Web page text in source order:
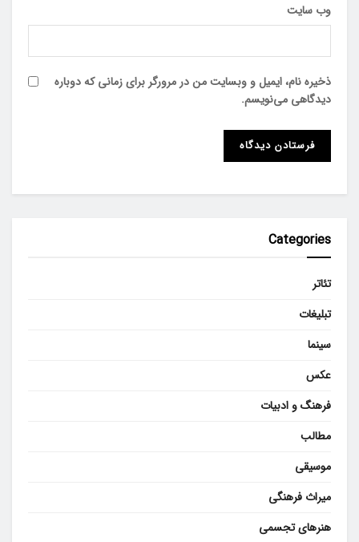
وب‌ سایت
ذخیره نام، ایمیل و وبسایت من در مرورگر برای زمانی که دوباره
دیدگاهی می‌نویسم.
Categories
تئاتر
تبلیغات
سینما
عکس
فرهنگ و ادبیات
مطالب
موسیقی
میراث فرهنگی
هنرهای تجسمی